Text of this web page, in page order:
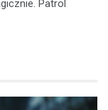
Patrol